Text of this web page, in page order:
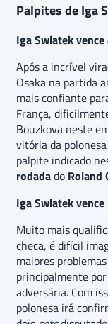
Palpites de Iga
Iga Swiatek
Após a incrível
Osaka na partida
mais confiante
França,
Bouzkova neste
vitória da
palpite indicado
rodadado Roland
Iga Swiatek
Muito mais
checa, é difícil
maiores
principalmente
adversária. Com
polonesa irá